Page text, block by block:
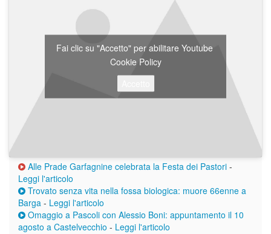
Fai clic su "Accetto" per abilitare Youtube
Cookie Policy
Alle Prade Garfagnine celebrata la Festa dei Pastori -
Leggi l'articolo
Trovato senza vita nella fossa biologica: muore 66enne a
Barga - Leggi l'articolo
Omaggio a Pascoli con Alessio Boni: appuntamento il 10
agosto a Castelvecchio - Leggi l'articolo